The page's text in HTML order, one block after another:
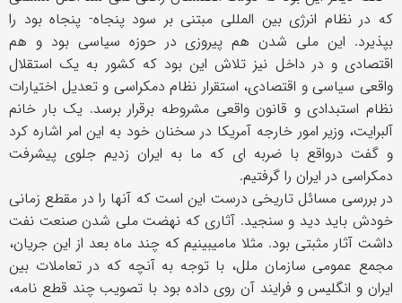
که در نظام انرژی بین المللی مبتنی بر سود پنجاه- پنجاه بود را
بپذیرد. این ملی شدن هم پیروزی در حوزه سیاسی بود و هم
اقتصادی و در داخل نیز تلاش این بود که کشور به یک استقلال
واقعی سیاسی و اقتصادی، استقرار نظام دمکراسی و تعدیل اختیارات
نظام استبدادی و قانون واقعی مشروطه برقرار برسد. یک بار خانم
آلبرایت، وزير امور خارجه آمريکا در سخنان خود به این امر اشاره کرد
و گفت درواقع با ضربه ای که ما به ایران زدیم جلوی پیشرفت
دمکراسی در ایران را گرفتیم.
در بررسی مسائل تاریخی درست این است که آنها را در مقطع زمانی
خودش باید دید و سنجید. آثاری که نهضت ملی شدن صنعت نفت
داشت آثار مثبتی بود. مثلا مامیبینیم که چند ماه بعد از این جریان،
مجمع عمومی سازمان ملل، با توجه به آنچه که در تعاملات بین
ایران و انگلیس و فرایند آن روی داده بود با تصویب چند قطع نامه،